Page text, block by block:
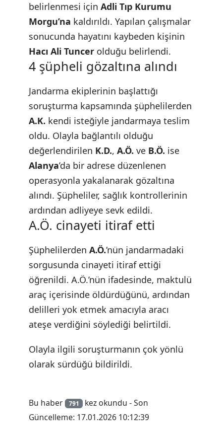
belirlenmesi için Adli Tıp Kurumu
Morgu’na kaldırıldı. Yapılan çalışmalar
sonucunda hayatını kaybeden kişinin
Hacı Ali Tuncerolduğu belirlendi.
4 şüpheli gözaltına alındı
Jandarma ekiplerinin başlattığı
soruşturma kapsamında şüphelilerden
A.K. kendi isteğiyle jandarmaya teslim
oldu. Olayla bağlantılı olduğu
değerlendirilen K.D., A.Ö. ve B.Ö. ise
Alanya’da bir adrese düzenlenen
operasyonla yakalanarak gözaltına
alındı. Şüpheliler, sağlık kontrollerinin
ardından adliyeye sevk edildi.
A.Ö. cinayeti itiraf etti
Şüphelilerden A.Ö.’nün jandarmadaki
sorgusunda cinayeti itiraf ettiği
öğrenildi. A.Ö.’nün ifadesinde, maktulü
araç içerisinde öldürdüğünü, ardından
delilleri yok etmek amacıyla aracı
ateşe verdiğini söylediği belirtildi.
Olayla ilgili soruşturmanın çok yönlü
olarak sürdüğü bildirildi.
Bu haber 791
kez okundu - Son
Güncelleme: 17.01.2026 10:12:39